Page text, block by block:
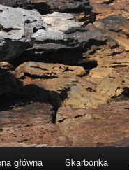
główna Skarbonka